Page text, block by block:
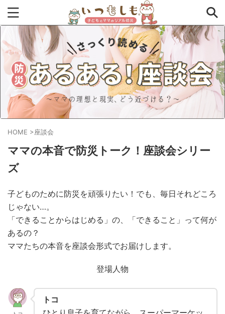
タグから探す
0次の備え 1次の備え 2次の備え まとめ
アプリ インタビュー コラム チェックリスト
ローリングストック 主食 事前対策 住まい
暮らし方
衛生用品
避難所 野菜 防災おでかけ 防災グッズ
非常持出袋
食事
HOME >座談会
ママの本音で防災トーク！座談会シリー
ズ
子どものために防災を頑張りたい！でも、毎日それどころ
じゃない…。
「できることからはじめる」の、「できること」って何が
あるの？
ママたちの本音を座談会形式でお届けします。
登場人物
トコ